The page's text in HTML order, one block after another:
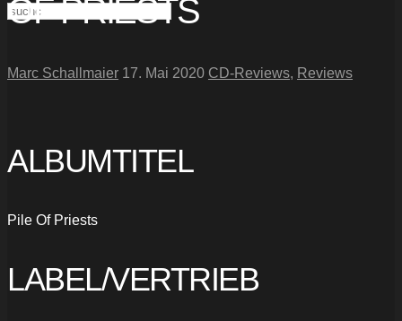
OF PRIESTS
Marc Schallmaier 17. Mai 2020 CD-Reviews, Reviews
ALBUMTITEL
Pile Of Priests
LABEL/VERTRIEB